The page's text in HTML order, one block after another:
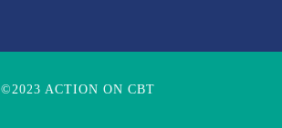
©2023 ACTION ON CBT